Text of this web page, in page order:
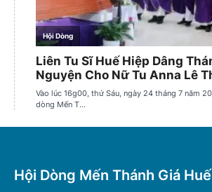
Hội Dòng Mến Thánh Giá Huế